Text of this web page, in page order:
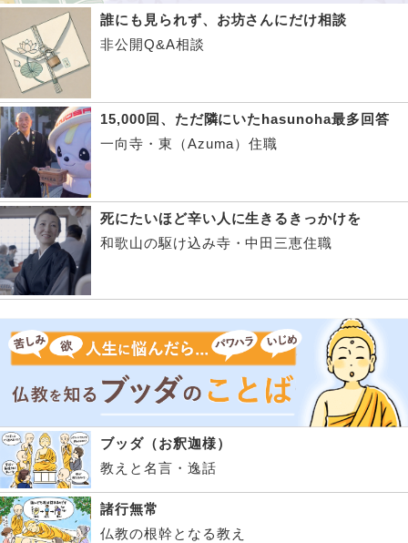
誰にも見られず、お坊さんにだけ相談
非公開Q&A相談
15,000回、ただ隣にいたhasunoha最多回答
一向寺・東（Azuma）住職
死にたいほど辛い人に生きるきっかけを
和歌山の駆け込み寺・中田三恵住職
ブッダ（お釈迦様）
教えと名言・逸話
諸行無常
仏教の根幹となる教え